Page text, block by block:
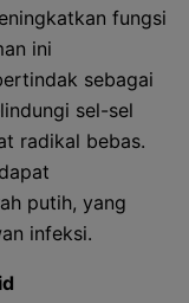
fungsi
ini
sebagai
sel-sel
radikal bebas.
putih, yang
infeksi.